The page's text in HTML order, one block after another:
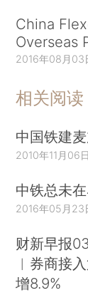
China
Overseas
2016年08月03
相关阅读
中国铁建
2010年11月06日
中铁总未
2016年05月23
财新早报
︱券商接
增8.9%